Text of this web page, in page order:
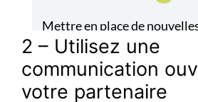
2 – Utilisez une
communication
votre partenaire